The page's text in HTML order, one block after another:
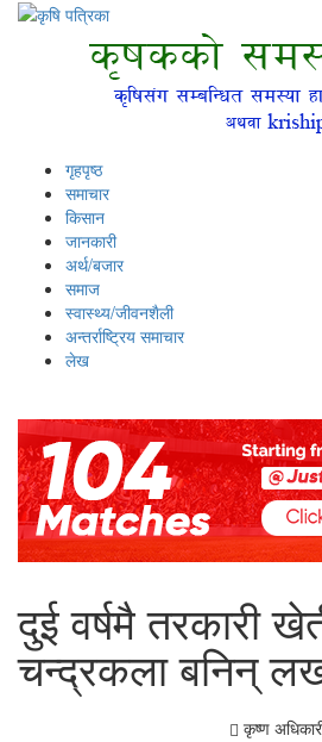
गृहपृष्ठ
समाचार
किसान
जानकारी
अर्थ/बजार
समाज
स्वास्थ्य/जीवनशैली
अन्तर्राष्ट्रिय समाचार
लेख
दुई वर्षमै तरकारी
चन्द्रकला बनिन्
कृष्ण